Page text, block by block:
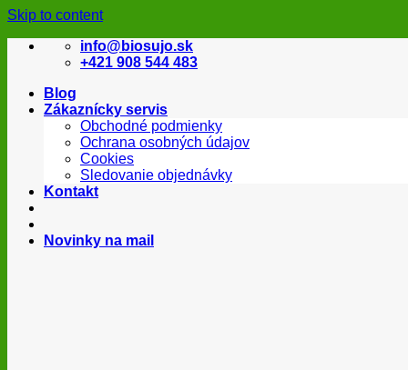
Skip to content
info@biosujo.sk
+421 908 544 483
Blog
Zákaznícky servis
Obchodné podmienky
Ochrana osobných údajov
Cookies
Sledovanie objednávky
Kontakt
Novinky na mail